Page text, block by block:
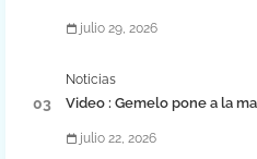
julio 29, 2026
Noticias
Video : Gemelo pone a la
julio 22, 2026